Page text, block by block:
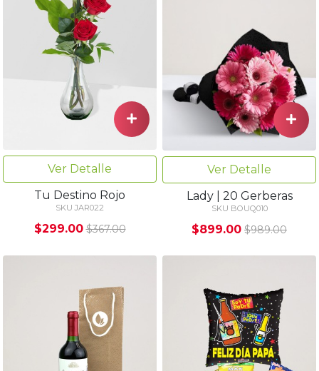
Ver Detalle
Tu Destino Rojo
SKU JAR022
$299.00 $367.00
Ver Detalle
Lady | 20 Gerberas
SKU BOUQ010
$899.00 $989.00